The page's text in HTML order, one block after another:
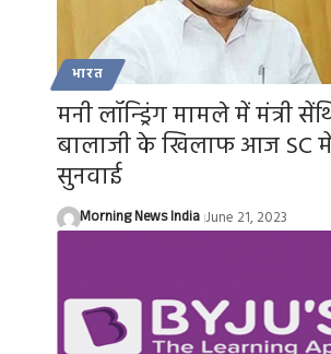
भारत
मनी लॉन्ड्रिंग मामले में मंत्री
बालाजी के खिलाफ आज SC
सुनवाई
Morning News India June 21, 2023